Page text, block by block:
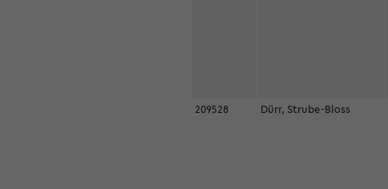
209528 Dürr, Strube-Bloss